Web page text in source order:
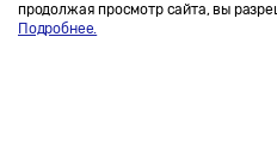
продолжая просмотр сайта, вы
Подробнее.